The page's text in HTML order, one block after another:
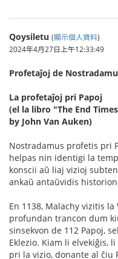
Qoysiletu (顯示個人資料)
2024年4月27日上午12:33:49
Profetaĵoj de
La profetaĵoj pri Papoj
(el la libro "The End
by John Van Auken)
Nostradamus profetis pri
helpas nin identigi la
konscii aŭ liaj vizioj
ankaŭ antaŭvidis
En 1138, Malachy vizitis
profundan trancon dum
sinsekvon de 112 Papoj,
Eklezio. Kiam li elvekiĝis,
pri la vizio, donante al ĉiu